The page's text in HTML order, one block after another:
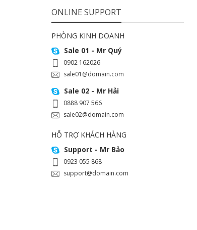
ONLINE SUPPORT
PHÒNG KINH DOANH
Sale 01 - Mr Quý
0902 162026
sale01@domain.com
Sale 02 - Mr Hải
0888 907 566
sale02@domain.com
HỖ TRỢ KHÁCH HÀNG
Support - Mr Bảo
0923 055 868
support@domain.com